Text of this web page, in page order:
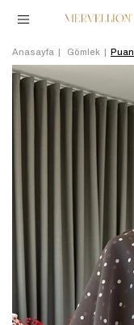
Anasayfa Gömlek